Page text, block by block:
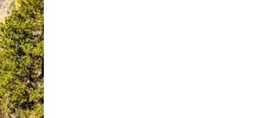
oder Wischgesten.